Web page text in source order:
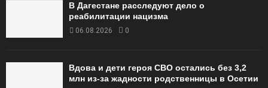
В Дагестане расследуют дело о
реабилитации нацизма
06.08.2026 0
Вдова и дети героя СВО остались без 3,2
млн из-за жадности родственницы в Осетии